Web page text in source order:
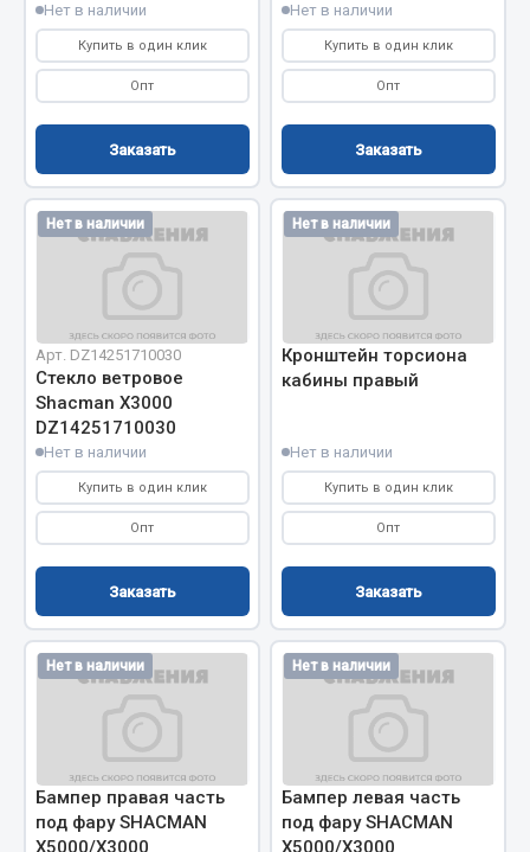
Масла
Охладжающие жидкости
Технические жидкости
Весь раздел
МЕТИЗЫ
Кольца стопорные
Пресс-масленки
Пробки
Пружины
Хомуты
Весь раздел
Соединительные элементы
Тройники
Трубки, муфты, гайки
Угольники
Нет в наличии
Купить в один клик
Опт
Заказать
Нет в наличии
Купить в один клик
Опт
Заказать
Нет в наличии
Арт. DZ14251710030
Стекло ветровое
Shacman X3000
DZ14251710030
Нет в наличии
Купить в один клик
Опт
Заказать
Нет в наличии
Кронштейн торсиона
кабины правый
Нет в наличии
Купить в один клик
Опт
Заказать
Нет в наличии
Бампер правая часть
под фару SHACMAN
X5000/X3000
Нет в наличии
Бампер левая часть
под фару SHACMAN
X5000/X3000